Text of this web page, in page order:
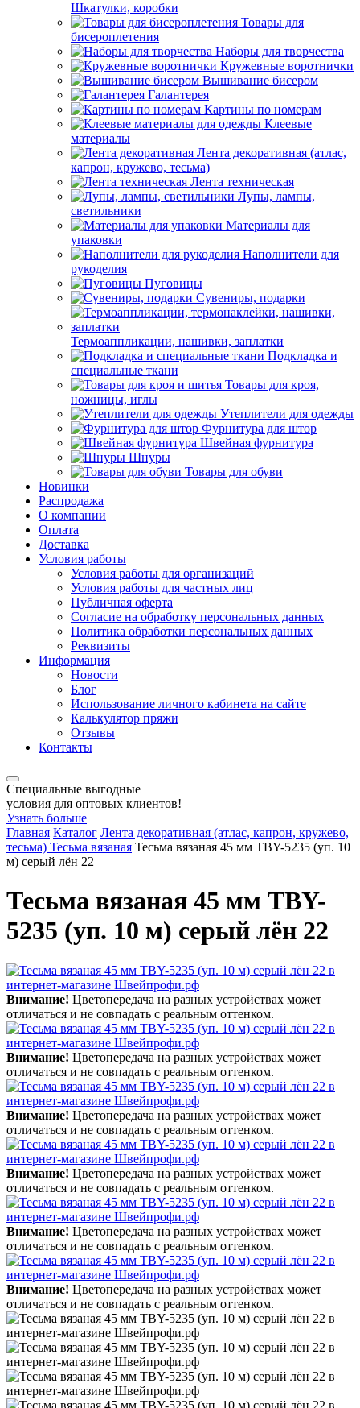
Шкатулки, коробки
Товары для
бисероплетения
Наборы для творчества
Кружевные воротнички
Вышивание бисером
Галантерея
Картины по номерам
Клеевые
материалы
Лента декоративная (атлас,
капрон, кружево, тесьма)
Лента техническая
Лупы, лампы,
светильники
Материалы для
упаковки
Наполнители для
рукоделия
Пуговицы
Сувениры, подарки
Термоаппликации, нашивки, заплатки
Подкладка и
специальные ткани
Товары для кроя,
ножницы, иглы
Утеплители для одежды
Фурнитура для штор
Швейная фурнитура
Шнуры
Товары для обуви
Новинки
Распродажа
О компании
Оплата
Доставка
Условия работы
Условия работы для организаций
Условия работы для частных лиц
Публичная оферта
Согласие на обработку персональных данных
Политика обработки персональных данных
Реквизиты
Информация
Новости
Блог
Использование личного кабинета на сайте
Калькулятор пряжи
Отзывы
Контакты
Специальные выгодные
условия для оптовых клиентов!
Узнать больше
Главная Каталог Лента декоративная (атлас, капрон, кружево,
тесьма) Тесьма вязаная Тесьма вязаная 45 мм TBY-5235 (уп. 10
м) серый лён 22
Тесьма вязаная 45 мм TBY-
5235 (уп. 10 м) серый лён 22
Внимание! Цветопередача на разных устройствах может
отличаться и не совпадать с реальным оттенком.
Внимание! Цветопередача на разных устройствах может
отличаться и не совпадать с реальным оттенком.
Внимание! Цветопередача на разных устройствах может
отличаться и не совпадать с реальным оттенком.
Внимание! Цветопередача на разных устройствах может
отличаться и не совпадать с реальным оттенком.
Внимание! Цветопередача на разных устройствах может
отличаться и не совпадать с реальным оттенком.
Внимание! Цветопередача на разных устройствах может
отличаться и не совпадать с реальным оттенком.